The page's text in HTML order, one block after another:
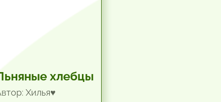
хлебцы
Хилья♥